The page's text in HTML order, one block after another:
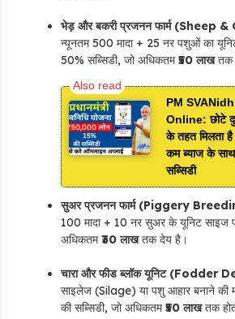
भेड़ और बकरी प्रजनन फार्म (Sheep
न्यूनतम 500 मादा + 25 नर पशुओं का
50% सब्सिडी, जो अधिकतम₹50 लाखतक
PM
Online: छोटे
के तहत मिलता
कम ब्याज के
सब्सिडी
सुअर प्रजनन फार्म (Piggery
100 मादा + 10 नर सुअर के यूनिट साइज
अधिकतम₹30 लाखतक देय है।
चारा और फीड ब्लॉक यूनिट (Fodder
साइलेज (Silage) या पशु आहार बनाने की
की सब्सिडी, जो अधिकतम₹50 लाखतक